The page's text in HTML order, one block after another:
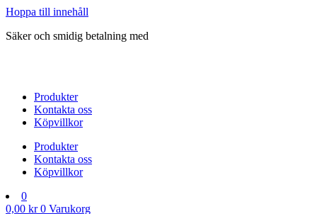
Hoppa till innehåll
Säker och smidig betalning med
Produkter
Kontakta oss
Köpvillkor
Produkter
Kontakta oss
Köpvillkor
0
0,00 kr 0 Varukorg